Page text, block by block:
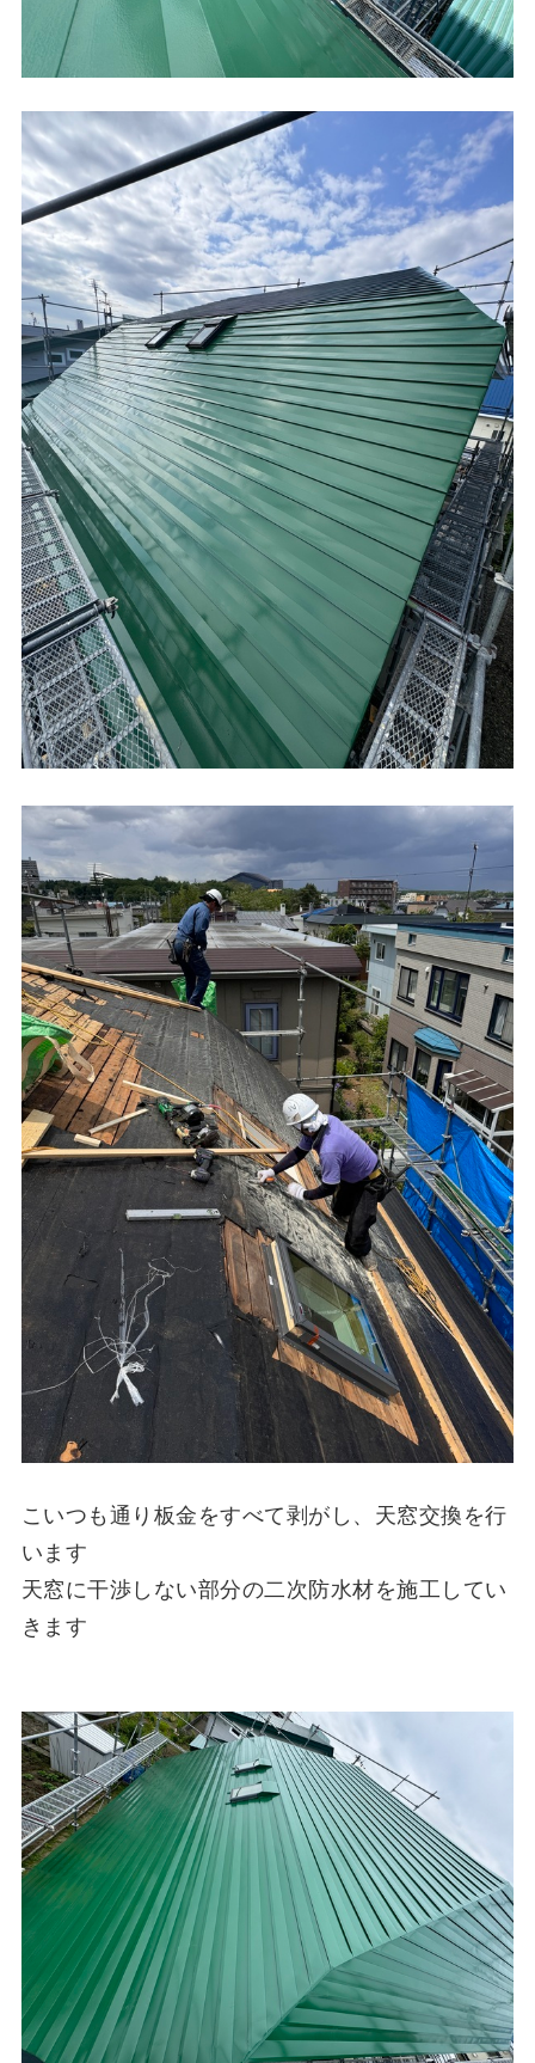
こいつも通り板金をすべて剥がし、天窓交換を行
います
天窓に干渉しない部分の二次防水材を施工してい
きます